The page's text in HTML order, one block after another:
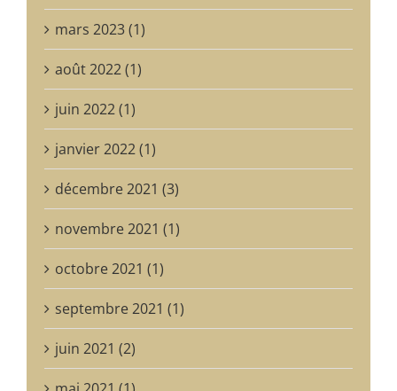
mars 2023 (1)
août 2022 (1)
juin 2022 (1)
janvier 2022 (1)
décembre 2021 (3)
novembre 2021 (1)
octobre 2021 (1)
septembre 2021 (1)
juin 2021 (2)